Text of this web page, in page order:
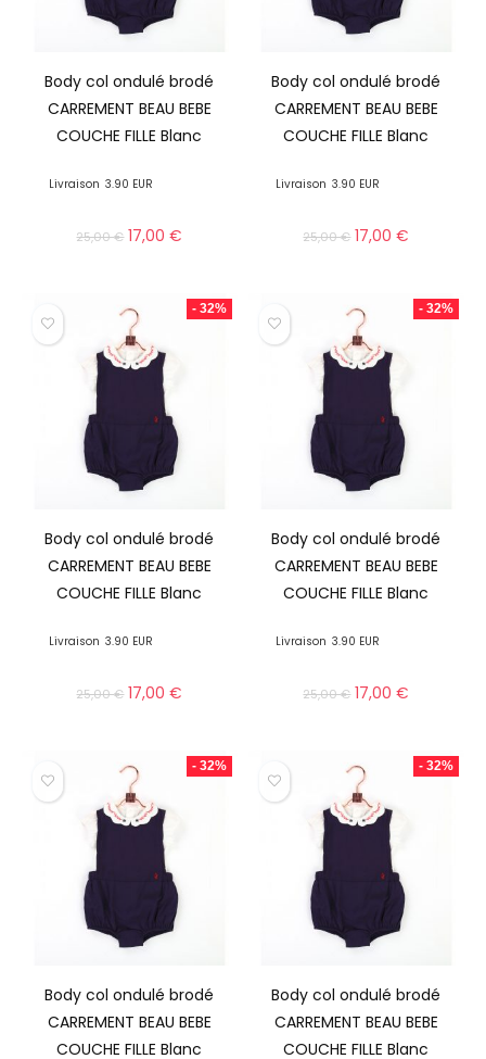
Body col ondulé brodé
CARREMENT BEAU BEBE
COUCHE FILLE Blanc
Livraison 3.90 EUR
25,00€ 17,00€
Body col ondulé brodé
CARREMENT BEAU BEBE
COUCHE FILLE Blanc
Livraison 3.90 EUR
25,00€ 17,00€
- 32%
Body col ondulé brodé
CARREMENT BEAU BEBE
COUCHE FILLE Blanc
Livraison 3.90 EUR
25,00€ 17,00€
- 32%
Body col ondulé brodé
CARREMENT BEAU BEBE
COUCHE FILLE Blanc
Livraison 3.90 EUR
25,00€ 17,00€
- 32%
Body col ondulé brodé
CARREMENT BEAU BEBE
COUCHE FILLE Blanc
- 32%
Body col ondulé brodé
CARREMENT BEAU BEBE
COUCHE FILLE Blanc